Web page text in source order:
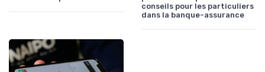
conseils pour les particuliers
dans la banque-assurance